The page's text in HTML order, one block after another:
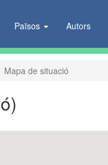
Països Autors
Mapa de situació